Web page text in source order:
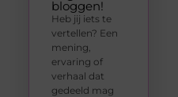
bloggen!
Heb jij iets te
vertellen? Een
mening,
ervaring of
verhaal dat
gedeeld mag